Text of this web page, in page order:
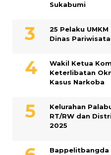
Sukabumi
25 Pelaku
Dinas
Wakil Ketua
Keterlibatan
Kasus Narkoba
Kelurahan
RT/RW dan
2025
Bappelitbangda